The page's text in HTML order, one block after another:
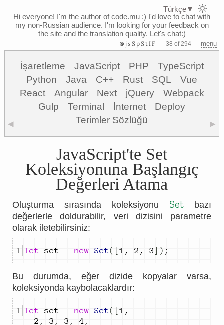
Hi everyone! I'm the author of code.mu :) I'd love to chat with
my non-Russian audience. I'm looking for your feedback on
the site and the translation quality. Let's chat:)
⊗jsSpStIF 38 of 294 menu
İşaretleme JavaScript PHP
TypeScript
Python
Java C++ Rust SQL
Vue
React
Angular Next jQuery
Webpack
Gulp
Terminal İnternet
Deploy
Terimler Sözlüğü
◀ ▶
JavaScript'te Set
Koleksiyonuna Başlangıç
Değerleri Atama
Oluşturma sırasında koleksiyonu Set bazı
değerlerle doldurabilir, veri dizisini parametre
olarak iletebilirsiniz:
let set = new Set([1 , 2 , 3]) ;
Bu durumda, eğer dizide kopyalar varsa,
koleksiyonda kaybolacaklardır:
let set = new Set([1 ,
2 , 3 , 3 , 4 ,
Türkçe▼